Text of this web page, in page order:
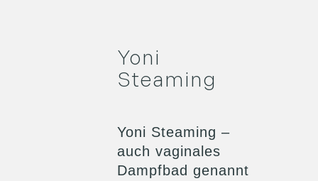
Yoni
Steaming
Yoni Steaming –
auch vaginales
Dampfbad genannt